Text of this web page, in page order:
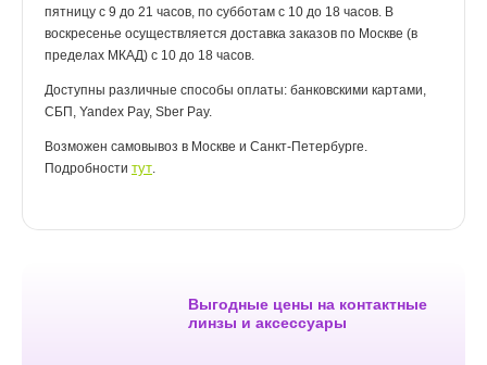
пятницу с 9 до 21 часов, по субботам с 10 до 18 часов. В
воскресенье осуществляется доставка заказов по Москве (в
пределах МКАД) с 10 до 18 часов.
Доступны различные способы оплаты: банковскими картами,
СБП, Yandex Pay, Sber Pay.
Возможен самовывоз в Москве и Санкт-Петербурге.
Подробности тут.
Выгодные цены на контактные
линзы и аксессуары